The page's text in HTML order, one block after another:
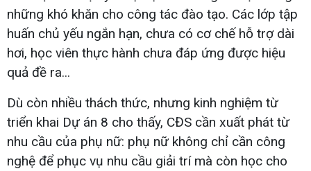
những khó khăn cho công tác đào tạo. Các lớp tập
huấn chủ yếu ngắn hạn, chưa có cơ chế hỗ trợ dài
hơi, học viên thực hành chưa đáp ứng được hiệu
quả đề ra...
Dù còn nhiều thách thức, nhưng kinh nghiệm từ
triển khai Dự án 8 cho thấy, CĐS cần xuất phát từ
nhu cầu của phụ nữ: phụ nữ không chỉ cần công
nghệ để phục vụ nhu cầu giải trí mà còn học cho